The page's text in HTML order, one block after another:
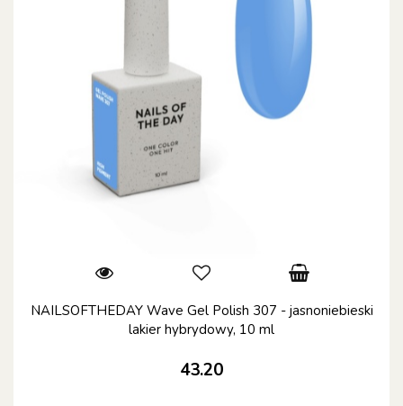
NAILSOFTHEDAY Wave Gel Polish 307 - jasnoniebieski
lakier hybrydowy, 10 ml
43.20